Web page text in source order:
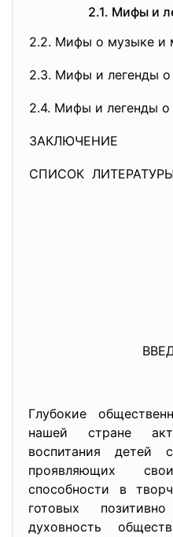
2.1. Мифы и
2.2. Мифы о музыке и
2.3. Мифы и легенды
2.4. Мифы и легенды о
ЗАКЛЮЧЕНИЕ
СПИСОК
Глубокие
нашей стране
воспитания детей
проявляющих
способности в
готовых
духовность